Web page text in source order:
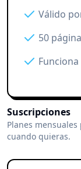
Válido
50
Suscripciones
Planes
cuando quieras.